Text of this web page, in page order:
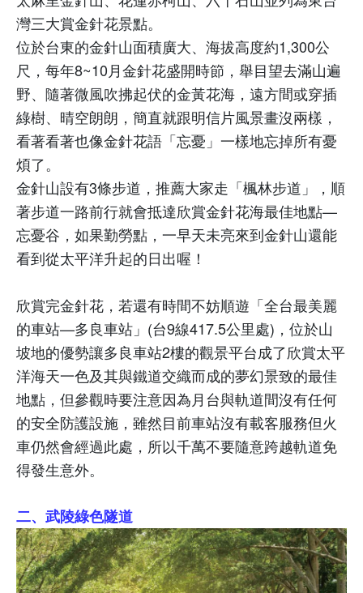
灣三大賞金針花景點。
位於台東的金針山面積廣大、海拔高度約1,300公
尺，每年8~10月金針花盛開時節，舉目望去滿山遍
野、隨著微風吹拂起伏的金黃花海，遠方間或穿插
綠樹、晴空朗朗，簡直就跟明信片風景畫沒兩樣，
看著看著也像金針花語「忘憂」一樣地忘掉所有憂
煩了。
金針山設有3條步道，推薦大家走「楓林步道」，順
著步道一路前行就會抵達欣賞金針花海最佳地點—
忘憂谷，如果勤勞點，一早天未亮來到金針山還能
看到從太平洋升起的日出喔！
欣賞完金針花，若還有時間不妨順遊「全台最美麗
的車站—多良車站」 (台9線417.5公里處) ，位於山
坡地的優勢讓多良車站2樓的觀景平台成了欣賞太平
洋海天一色及其與鐵道交織而成的夢幻景致的最佳
地點，但參觀時要注意因為月台與軌道間沒有任何
的安全防護設施，雖然目前車站沒有載客服務但火
車仍然會經過此處，所以千萬不要隨意跨越軌道免
得發生意外。
二、武陵綠色隧道